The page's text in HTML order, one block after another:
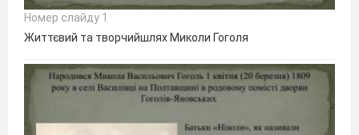
Номер слайду 1
Життєвий та творчийшлях Миколи Гоголя